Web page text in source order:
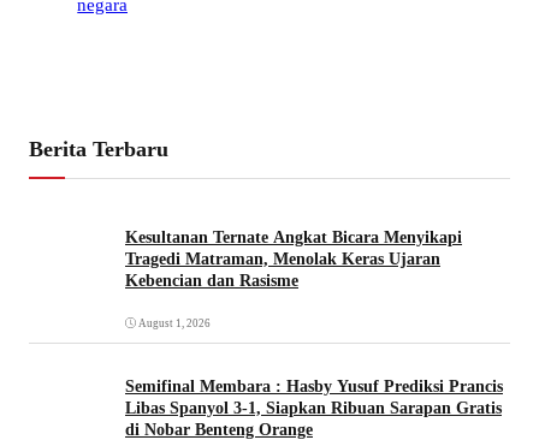
Berita Terbaru
Kesultanan Ternate Angkat Bicara Menyikapi
Tragedi Matraman, Menolak Keras Ujaran
Kebencian dan Rasisme
August 1, 2026
Semifinal Membara : Hasby Yusuf Prediksi Prancis
Libas Spanyol 3-1, Siapkan Ribuan Sarapan Gratis
di Nobar Benteng Orange